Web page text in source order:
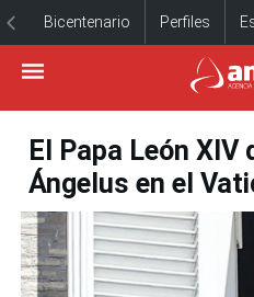
Bicentenario Perfiles
El Papa León XIV
Ángelus en el